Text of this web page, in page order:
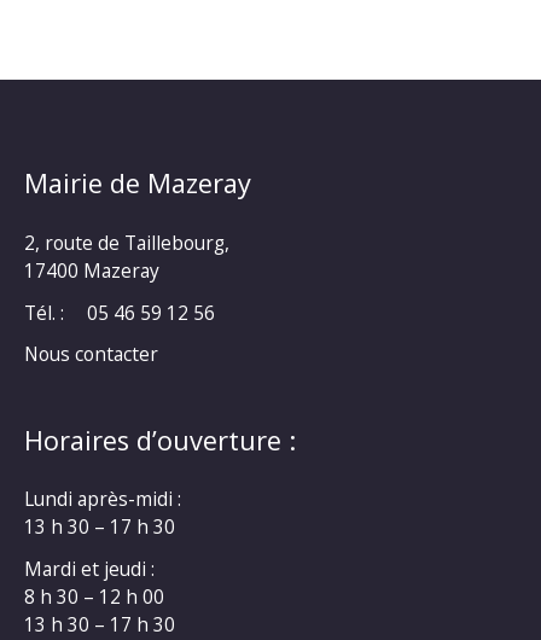
Mairie de Mazeray
2, route de Taillebourg,
17400 Mazeray
Tél. :
05 46 59 12 56
Nous contacter
Horaires d’ouverture :
Lundi après-midi :
13 h 30 – 17 h 30
Mardi et jeudi :
8 h 30 – 12 h 00
13 h 30 – 17 h 30